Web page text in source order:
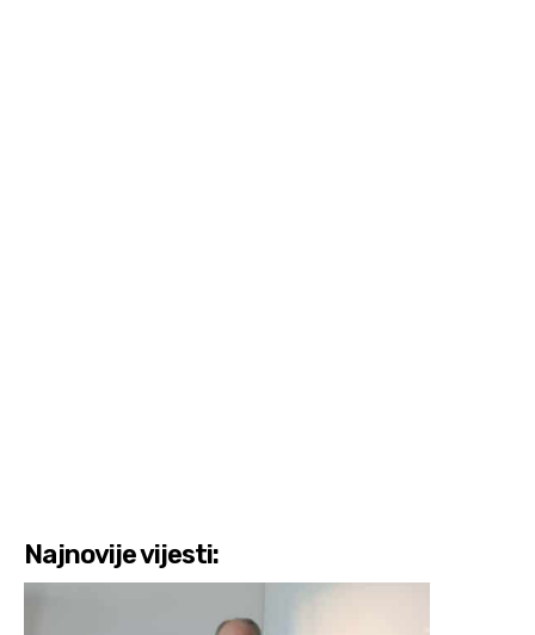
Najnovije vijesti: